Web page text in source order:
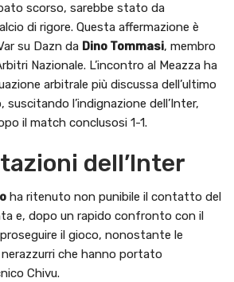
scorso, sarebbe stato da
di rigore. Questa affermazione è
su Dazn da Dino Tommasi, membro
Nazionale. L’incontro al Meazza ha
arbitrale più discussa dell’ultimo
l’indignazione dell’Inter,
il match conclusosi 1-1.
dell’Inter
ha ritenuto non punibile il contatto del
e, dopo un rapido confronto con il
il gioco, nonostante le
che hanno portato
Chivu.